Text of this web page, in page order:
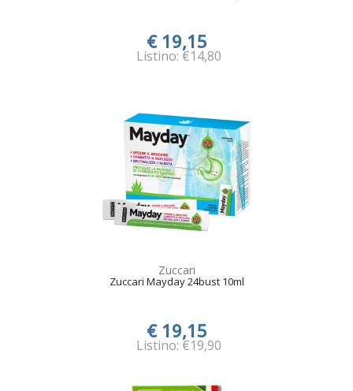
€ 19,15
Listino: €14,80
Zuccari
Zuccari Mayday 24bust 10ml
€ 19,15
Listino: €19,90